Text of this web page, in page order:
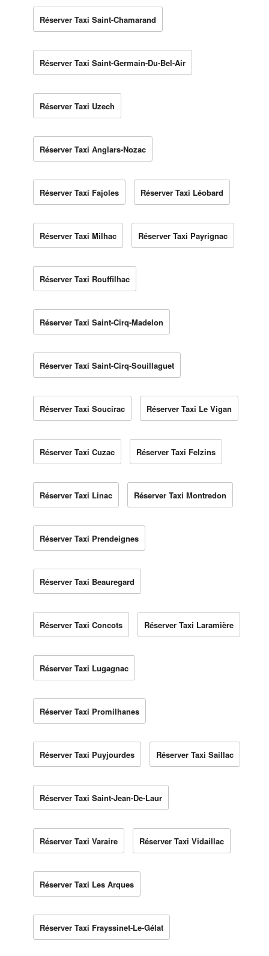
Réserver Taxi Saint-Chamarand
Réserver Taxi Saint-Germain-Du-Bel-Air
Réserver Taxi Uzech
Réserver Taxi Anglars-Nozac
Réserver Taxi Fajoles Réserver Taxi Léobard
Réserver Taxi Milhac Réserver Taxi Payrignac
Réserver Taxi Rouffilhac
Réserver Taxi Saint-Cirq-Madelon
Réserver Taxi Saint-Cirq-Souillaguet
Réserver Taxi Soucirac Réserver Taxi Le Vigan
Réserver Taxi Cuzac Réserver Taxi Felzins
Réserver Taxi Linac Réserver Taxi Montredon
Réserver Taxi Prendeignes
Réserver Taxi Beauregard
Réserver Taxi Concots Réserver Taxi Laramière
Réserver Taxi Lugagnac
Réserver Taxi Promilhanes
Réserver Taxi Puyjourdes Réserver Taxi Saillac
Réserver Taxi Saint-Jean-De-Laur
Réserver Taxi Varaire Réserver Taxi Vidaillac
Réserver Taxi Les Arques
Réserver Taxi Frayssinet-Le-Gélat